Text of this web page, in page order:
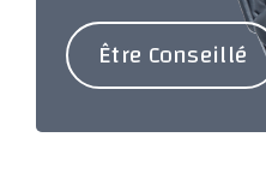
Être Conseillé